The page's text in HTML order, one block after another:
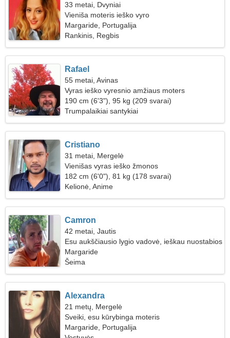
33 metai, Dvyniai
Vieniša moteris ieško vyro
Margaride, Portugalija
Rankinis, Regbis
Rafael
55 metai, Avinas
Vyras ieško vyresnio amžiaus moters
190 cm (6'3"), 95 kg (209 svarai)
Trumpalaikiai santykiai
Cristiano
31 metai, Mergelė
Vienišas vyras ieško žmonos
182 cm (6'0"), 81 kg (178 svarai)
Kelionė, Anime
Camron
42 metai, Jautis
Esu aukščiausio lygio vadovė, ieškau nuostabios
moters
Margaride
Šeima
Alexandra
21 metų, Mergelė
Sveiki, esu kūrybinga moteris
Margaride, Portugalija